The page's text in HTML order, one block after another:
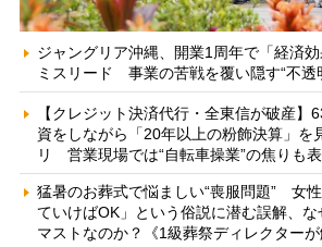
ジャングリア沖縄、開業1周年で「経済
ミスリード 事業の苦戦を覆い隠す“不透
【クレジット決済代行・全東信が破産】
資をしながら「20年以上の粉飾決算」を
リ 営業現場では“自転車操業”の焦りも
猛暑のお葬式で悩ましい“喪服問題” 女
ていけばOK」という俗説に潜む誤解、
マストなのか？《1級葬祭ディレクターが